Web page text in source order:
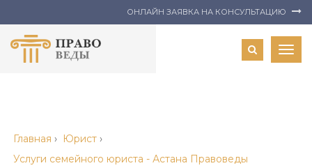
ОНЛАЙН ЗАЯВКА НА КОНСУЛЬТАЦИЮ
Главная › Юрист ›
Услуги семейного юриста - Астана Правоведы